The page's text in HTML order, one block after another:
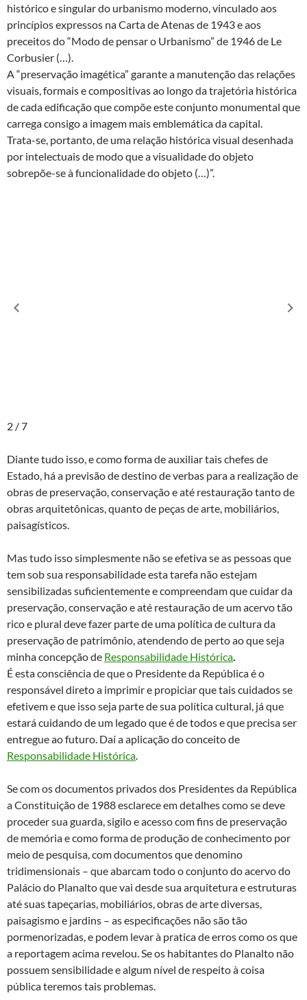
histórico e singular do urbanismo moderno, vinculado aos
princípios expressos na Carta de Atenas de 1943 e aos
preceitos do “Modo de pensar o Urbanismo” de 1946 de Le
Corbusier (…).
A “preservação imagética” garante a manutenção das relações
visuais, formais e compositivas ao longo da trajetória histórica
de cada edificação que compõe este conjunto monumental que
carrega consigo a imagem mais emblemática da capital.
Trata-se, portanto, de uma relação histórica visual desenhada
por intelectuais de modo que a visualidade do objeto
sobrepõe-se à funcionalidade do objeto (…)”.
2 / 7
Diante tudo isso, e como forma de auxiliar tais chefes de
Estado, há a previsão de destino de verbas para a realização de
obras de preservação, conservação e até restauração tanto de
obras arquitetônicas, quanto de peças de arte, mobiliários,
paisagísticos.
Mas tudo isso simplesmente não se efetiva se as pessoas que
tem sob sua responsabilidade esta tarefa não estejam
sensibilizadas suficientemente e compreendam que cuidar da
preservação, conservação e até restauração de um acervo tão
rico e plural deve fazer parte de uma política de cultura da
preservação de patrimônio, atendendo de perto ao que seja
minha concepção de Responsabilidade Histórica.
É esta consciência de que o Presidente da República é o
responsável direto a imprimir e propiciar que tais cuidados se
efetivem e que isso seja parte de sua política cultural, já que
estará cuidando de um legado que é de todos e que precisa ser
entregue ao futuro. Daí a aplicação do conceito de
Responsabilidade Histórica.
Se com os documentos privados dos Presidentes da República
a Constituição de 1988 esclarece em detalhes como se deve
proceder sua guarda, sigilo e acesso com fins de preservação
de memória e como forma de produção de conhecimento por
meio de pesquisa, com documentos que denomino
tridimensionais – que abarcam todo o conjunto do acervo do
Palácio do Planalto que vai desde sua arquitetura e estruturas
até suas tapeçarias, mobiliários, obras de arte diversas,
paisagismo e jardins – as especificações não são tão
pormenorizadas, e podem levar à pratica de erros como os que
a reportagem acima revelou. Se os habitantes do Planalto não
possuem sensibilidade e algum nível de respeito à coisa
pública teremos tais problemas.